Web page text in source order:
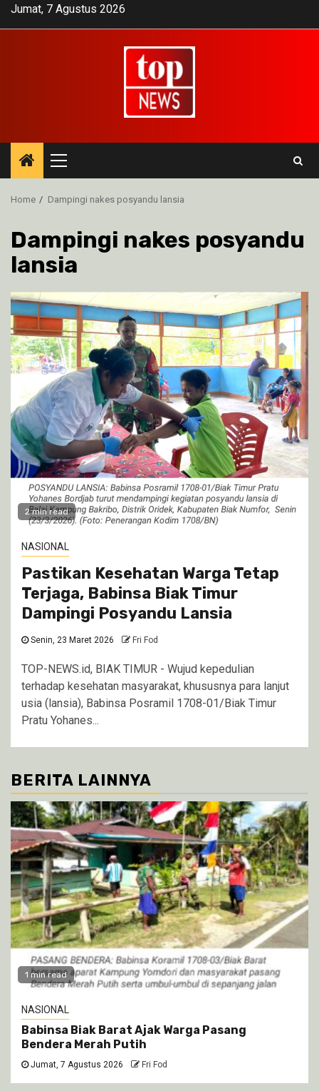
SkipJumat, 7 Agustus 2026
Primary
Menu
Home Dampingi nakes posyandu lansia
Dampingi nakes posyandu
lansia
2 min read
NASIONAL
Pastikan Kesehatan Warga Tetap
Terjaga, Babinsa Biak Timur
Dampingi Posyandu Lansia
Senin, 23 Maret 2026 Fri Fod
TOP-NEWS.id, BIAK TIMUR - Wujud kepedulian
terhadap kesehatan masyarakat, khususnya para lanjut
usia (lansia), Babinsa Posramil 1708-01/Biak Timur
Pratu Yohanes...
BERITA LAINNYA
1 min read
NASIONAL
Babinsa Biak Barat Ajak Warga Pasang
Bendera Merah Putih
Jumat, 7 Agustus 2026 Fri Fod